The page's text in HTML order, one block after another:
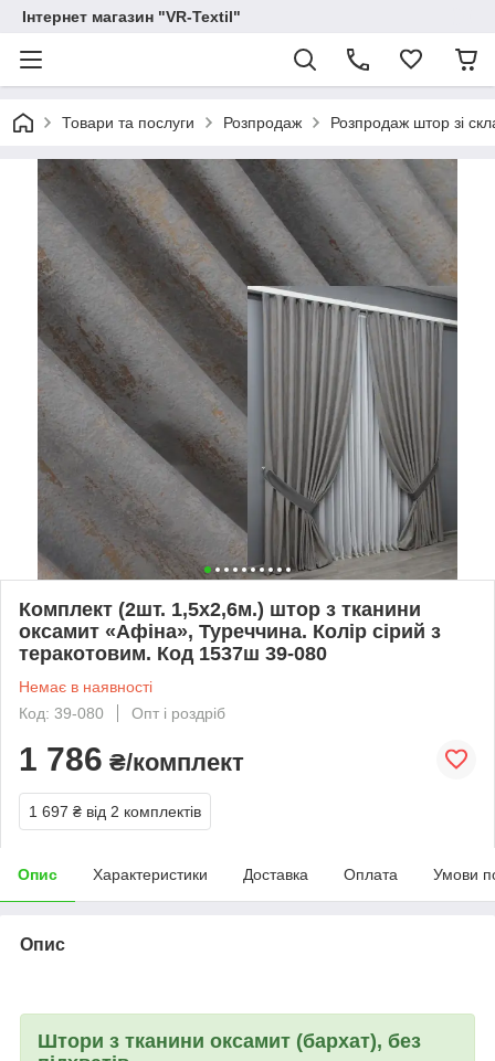
Інтернет магазин "VR-Textil"
Товари та послуги Розпродаж Розпродаж штор зі
Комплект (2шт. 1,5х2,6м.) штор з тканини
оксамит «Афіна», Туреччина. Колір сірий з
теракотовим. Код 1537ш 39-080
Немає в наявності
Код: 39-080
Опт і роздріб
1 786 ₴/комплект
1 697 ₴ від 2 комплектів
Опис Характеристики Доставка Оплата Умови
Опис
Штори з тканини оксамит (бархат), без